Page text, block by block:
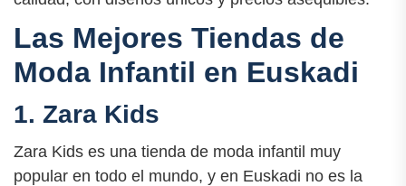
Las Mejores Tiendas de
Moda Infantil en Euskadi
1. Zara Kids
Zara Kids es una tienda de moda infantil muy
popular en todo el mundo, y en Euskadi no es la